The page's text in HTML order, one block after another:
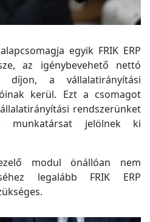
egyik FRIK ERP
az igénybevehető nettó
díjon, a vállalatirányítási
kerül. Ezt a csomagot
rendszerünket
munkatársat jelölnek ki
modul önállóan nem
legalább FRIK ERP